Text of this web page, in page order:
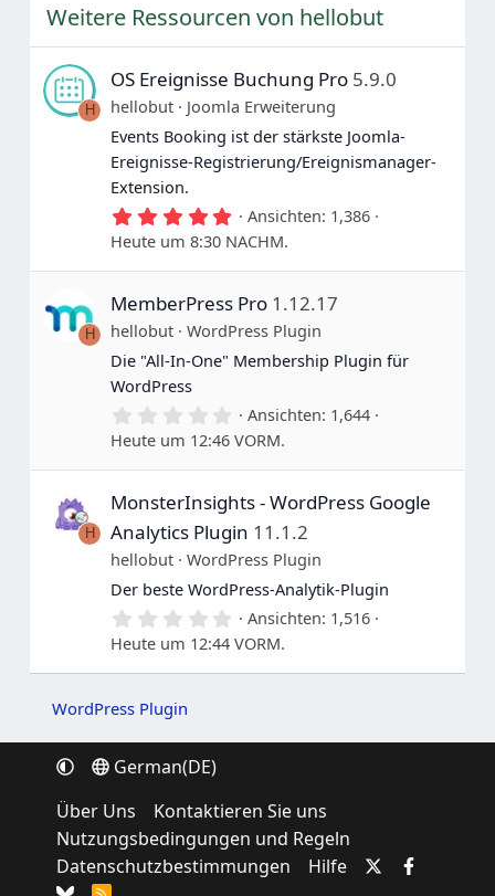
Weitere Ressourcen von hellobut
H
OS Ereignisse Buchung Pro 5.9.0
hellobut
Joomla Erweiterung
Events Booking ist der stärkste Joomla-
Ereignisse-Registrierung/Ereignismanager-
Extension.
5
.
0
0
t
e
r
n
e
Ansichten 1,386
Heute um 8:30 NACHM.
H
MemberPress Pro 1.12.17
hellobut
WordPress Plugin
Die "All-In-One" Membership Plugin für
WordPress
0
.
0
0
t
e
r
n
e
Ansichten 1,644
Heute um 12:46 VORM.
H
MonsterInsights - WordPress Google
Analytics Plugin 11.1.2
hellobut
WordPress Plugin
Der beste WordPress-Analytik-Plugin
0
.
0
0
r
Ansichten 1,516
Heute um 12:44 VORM.
WordPress Plugin
German(DE)
Über Uns
Kontaktieren Sie uns
Nutzungsbedingungen und Regeln
Datenschutzbestimmungen
Hilfe